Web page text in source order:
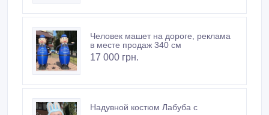
Человек машет на дороге, реклама
в месте продаж 340 см
17 000 грн.
Надувной костюм Лабуба с